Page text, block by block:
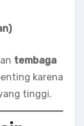
tembaga
karena
tinggi.